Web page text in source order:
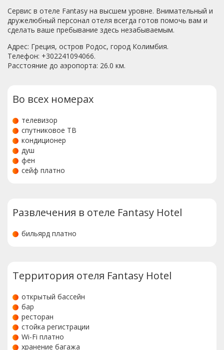
Сервис в отеле Fantasy на высшем уровне. Внимательный и
дружелюбный персонал отеля всегда готов помочь вам и
сделать ваше пребывание здесь незабываемым.
Адрес: Греция, остров Родос, город Колимбия.
Телефон: +302241094066.
Расстояние до аэропорта: 26.0 км.
Во всех номерах
телевизор
спутниковое ТВ
кондиционер
душ
фен
сейф платно
Развлечения в отеле Fantasy Hotel
бильярд платно
Территория отеля Fantasy Hotel
открытый бассейн
бар
ресторан
стойка регистрации
Wi-Fi платно
хранение багажа